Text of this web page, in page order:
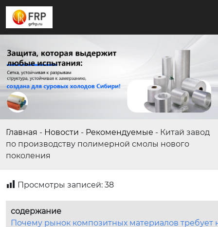
Главная - Новости - Рекомендуемые - Китай завод
по производству полимерной смолы нового
поколения
Просмотры записей: 38
содержание
Почему рынок композитных материалов требует